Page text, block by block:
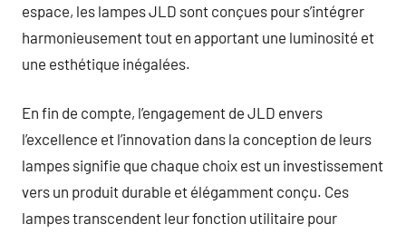
espace, les lampes JLD sont conçues pour s’intégrer
harmonieusement tout en apportant une luminosité et
une esthétique inégalées.
En fin de compte, l’engagement de JLD envers
l’excellence et l’innovation dans la conception de leurs
lampes signifie que chaque choix est un investissement
vers un produit durable et élégamment conçu. Ces
lampes transcendent leur fonction utilitaire pour